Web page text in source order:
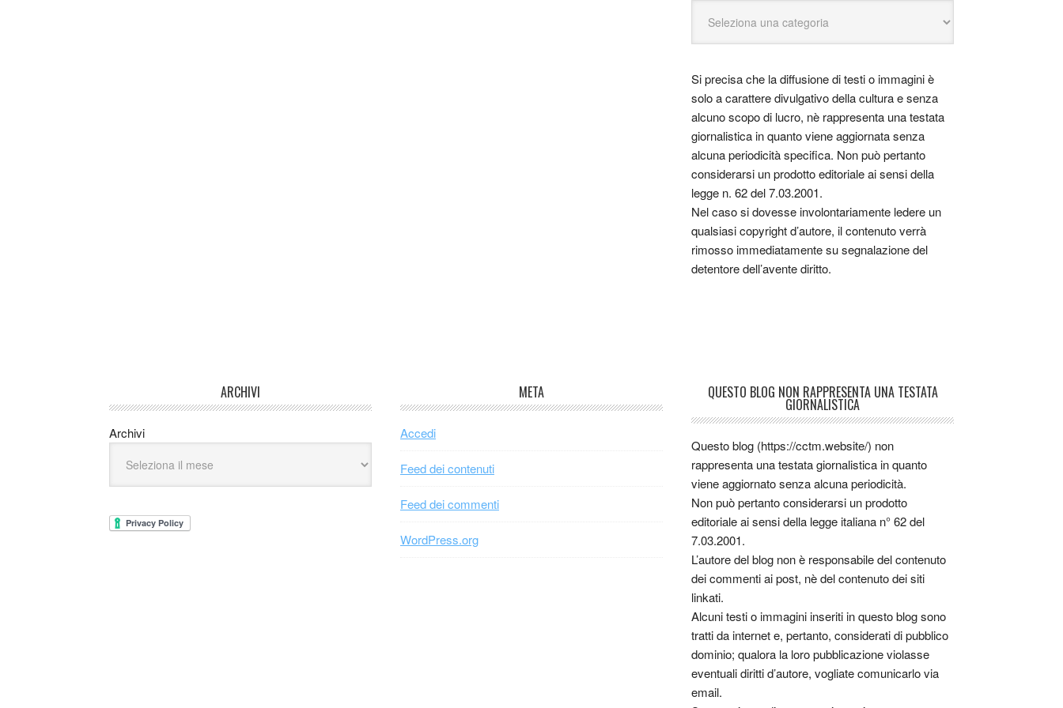
Si precisa che la diffusione di testi o immagini è
solo a carattere divulgativo della cultura e senza
alcuno scopo di lucro, nè rappresenta una testata
giornalistica in quanto viene aggiornata senza
alcuna periodicità specifica. Non può pertanto
considerarsi un prodotto editoriale ai sensi della
legge n. 62 del 7.03.2001.
Nel caso si dovesse involontariamente ledere un
qualsiasi copyright d’autore, il contenuto verrà
rimosso immediatamente su segnalazione del
detentore dell’avente diritto.
ARCHIVI
Archivi
META
Accedi
Feed dei contenuti
Feed dei commenti
WordPress.org
QUESTO BLOG NON RAPPRESENTA UNA TESTATA
GIORNALISTICA
Questo blog (https://cctm.website/) non
rappresenta una testata giornalistica in quanto
viene aggiornato senza alcuna periodicità.
Non può pertanto considerarsi un prodotto
editoriale ai sensi della legge italiana n° 62 del
7.03.2001.
L’autore del blog non è responsabile del contenuto
dei commenti ai post, nè del contenuto dei siti
linkati.
Alcuni testi o immagini inseriti in questo blog sono
tratti da internet e, pertanto, considerati di pubblico
dominio; qualora la loro pubblicazione violasse
eventuali diritti d’autore, vogliate comunicarlo via
email.